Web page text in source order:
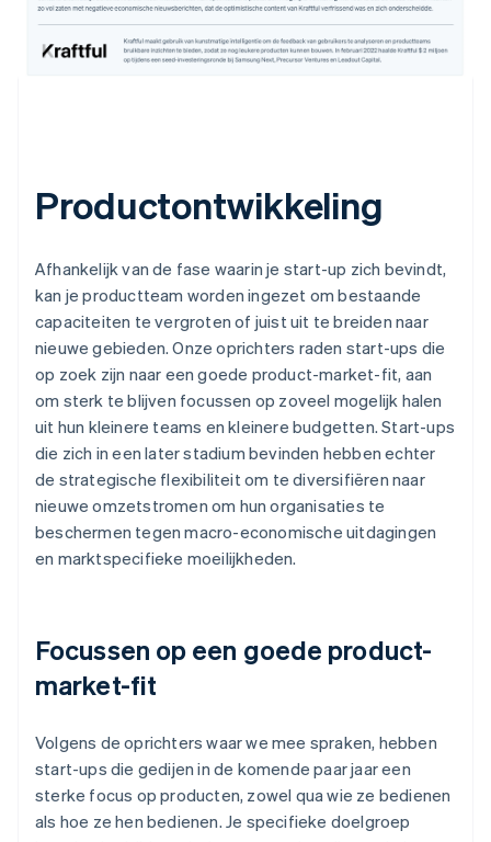
Productontwikkeling
Afhankelijk van de fase waarin je start-up zich bevindt,
kan je productteam worden ingezet om bestaande
capaciteiten te vergroten of juist uit te breiden naar
nieuwe gebieden. Onze oprichters raden start-ups die
op zoek zijn naar een goede product-market-fit, aan
om sterk te blijven focussen op zoveel mogelijk halen
uit hun kleinere teams en kleinere budgetten. Start-ups
die zich in een later stadium bevinden hebben echter
de strategische flexibiliteit om te diversifiëren naar
nieuwe omzetstromen om hun organisaties te
beschermen tegen macro-economische uitdagingen
en marktspecifieke moeilijkheden.
Focussen op een goede product-
market-fit
Volgens de oprichters waar we mee spraken, hebben
start-ups die gedijen in de komende paar jaar een
sterke focus op producten, zowel qua wie ze bedienen
als hoe ze hen bedienen. Je specifieke doelgroep